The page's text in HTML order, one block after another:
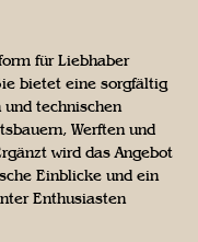
für Liebhaber
bietet eine sorgfältig
technischen
Werften und
wird das Angebot
Einblicke und ein
Enthusiasten